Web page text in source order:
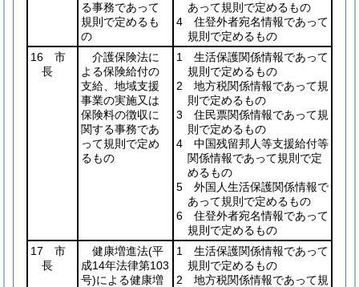
る事務であって
規則で定めるも
の
あって規則で定めるもの
4 住登外者宛名情報であって
規則で定めるもの
16 市
長
介護保険法に
よる保険給付の
支給、地域支援
事業の実施又は
保険料の徴収に
関する事務であ
って規則で定め
るもの
1 生活保護関係情報であって
規則で定めるもの
2 地方税関係情報であって規
則で定めるもの
3 住民票関係情報であって規
則で定めるもの
4 中国残留邦人等支援給付等
関係情報であって規則で定
めるもの
5 外国人生活保護関係情報で
あって規則で定めるもの
6 住登外者宛名情報であって
規則で定めるもの
17 市
長
健康増進法(平
成14年法律第103
号)による健康増
1 生活保護関係情報であって
規則で定めるもの
2 地方税関係情報であって規